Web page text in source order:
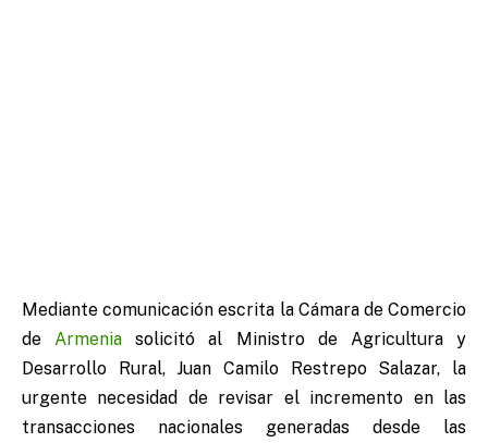
Mediante comunicación escrita la Cámara de Comercio
deArmenia solicitó al Ministro de Agricultura y
Desarrollo Rural, Juan Camilo Restrepo Salazar, la
urgente necesidad de revisar el incremento en las
transacciones nacionales generadas desde las